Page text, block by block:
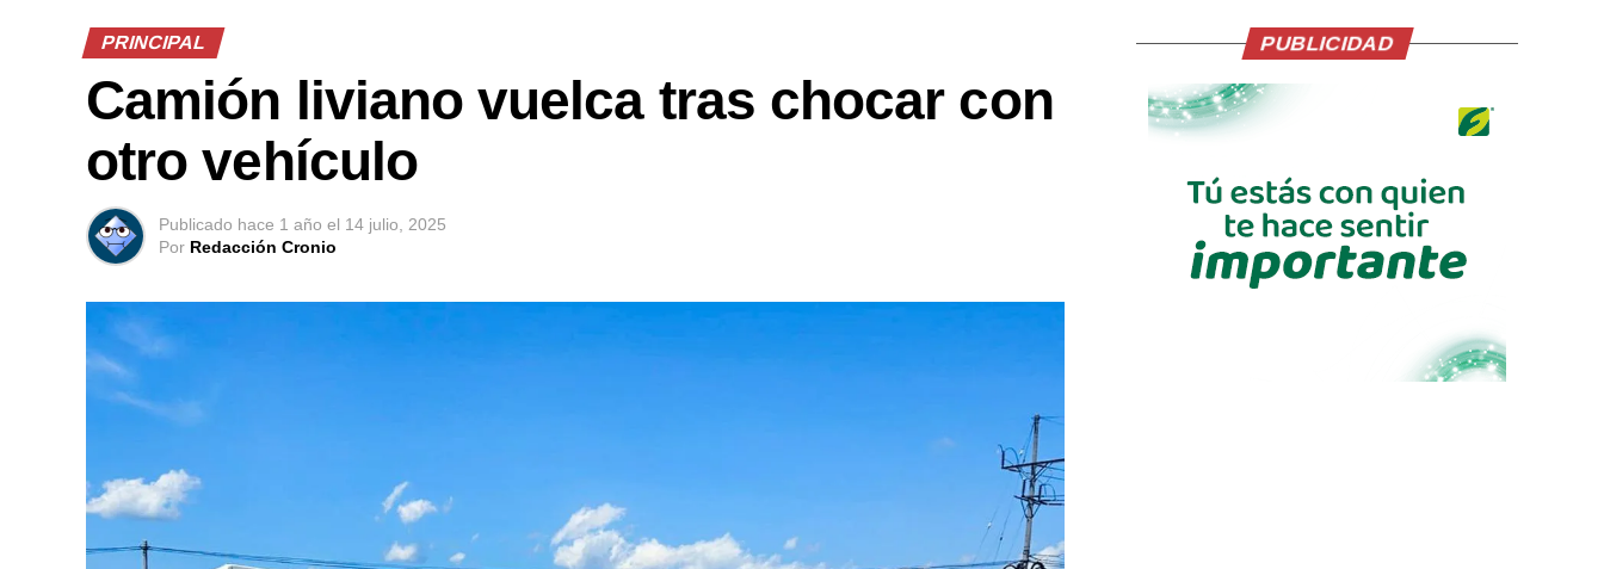
PRINCIPAL
Camión liviano vuelca tras chocar con
otro vehículo
Publicado hace 1 año el 14 julio, 2025
Por Redacción Cronio
PUBLICIDAD